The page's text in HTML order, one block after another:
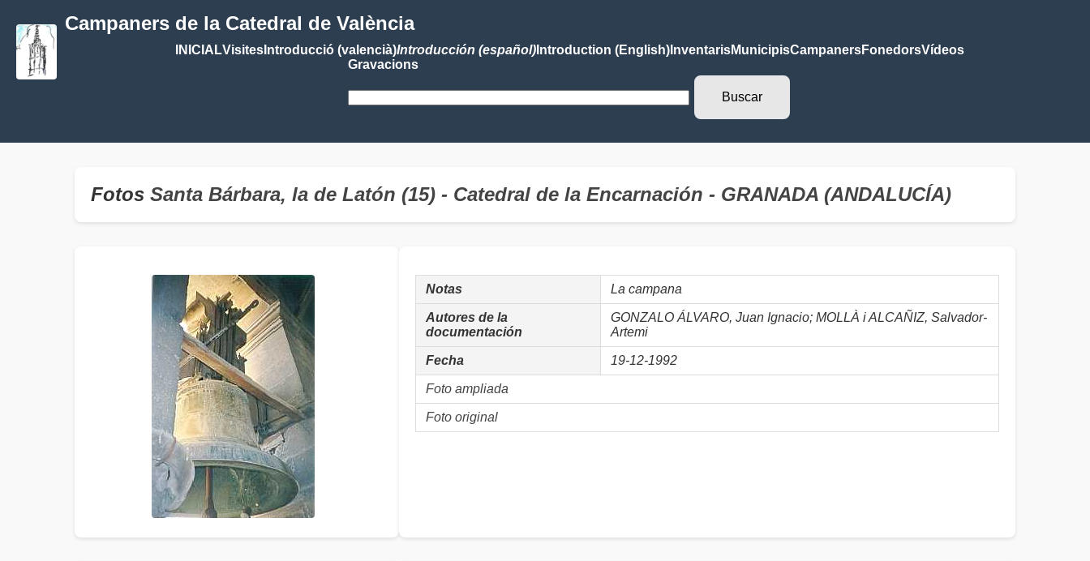
Campaners de la Catedral de València
INICIALVisitesIntroducció (valencià)Introducción (español)Introduction (English)InventarisMunicipisCampanersFonedorsVídeos
Gravacions
Fotos Santa Bárbara, la de Latón (15) - Catedral de la Encarnación - GRANADA (ANDALUCÍA)
Notas La campana
Autores de la
documentación
GONZALO ÁLVARO, Juan Ignacio; MOLLÀ i ALCAÑIZ, Salvador-
Artemi
Fecha 19-12-1992
Foto ampliada
Foto original